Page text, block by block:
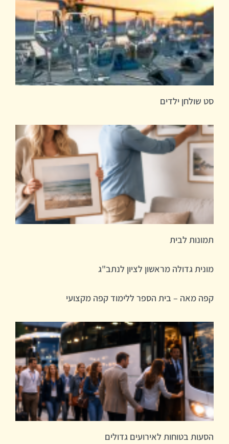
סט שולחן ילדים
תמונות לבית
מונית גדולה מראשון לציון לנתב"ג
קפה מאה – בית הספר ללימוד קפה מקצועי
הסעות בטוחות לאירועים גדולים